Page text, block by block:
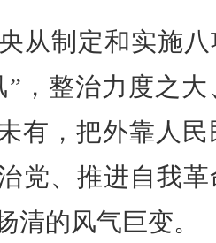
从制定和实施
”，整治力度之
有，把外靠人
党、推进自我
清的风气巨变。